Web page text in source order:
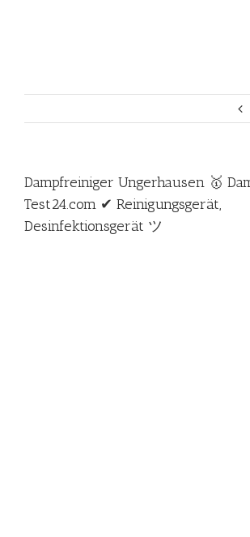
Dampfreiniger Ungerhausen 🥇
Test24.com ✔ Reinigungsgerät,
Desinfektionsgerät ツ